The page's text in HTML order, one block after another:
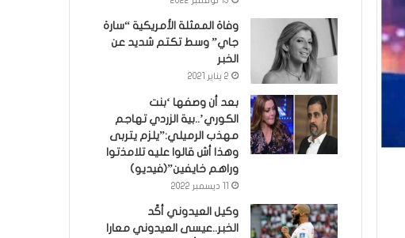
وفاة الممثلة الأمريكية “سارة
جاي” وسط تكتم شديد عن
الخبر
2 يناير 2021
بعد أن وصفها ‘بنت
الكوري’..بية الزردي تهاجم
مهذب الرميلي:”يلزم يتربى
وهذا أش قالوا عليه تلامذتوا
وراهم خايفين”(فيديو)
وكيل العيدوني أكّد
الخبر..عيسى العيدوني معارا